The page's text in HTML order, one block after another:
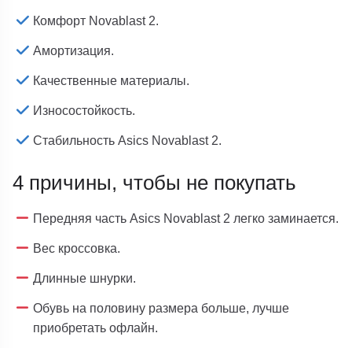
Комфорт Novablast 2.
Амортизация.
Качественные материалы.
Износостойкость.
Стабильность Asics Novablast 2.
4 причины, чтобы не покупать
Передняя часть Asics Novablast 2 легко заминается.
Вес кроссовка.
Длинные шнурки.
Обувь на половину размера больше, лучше
приобретать офлайн.